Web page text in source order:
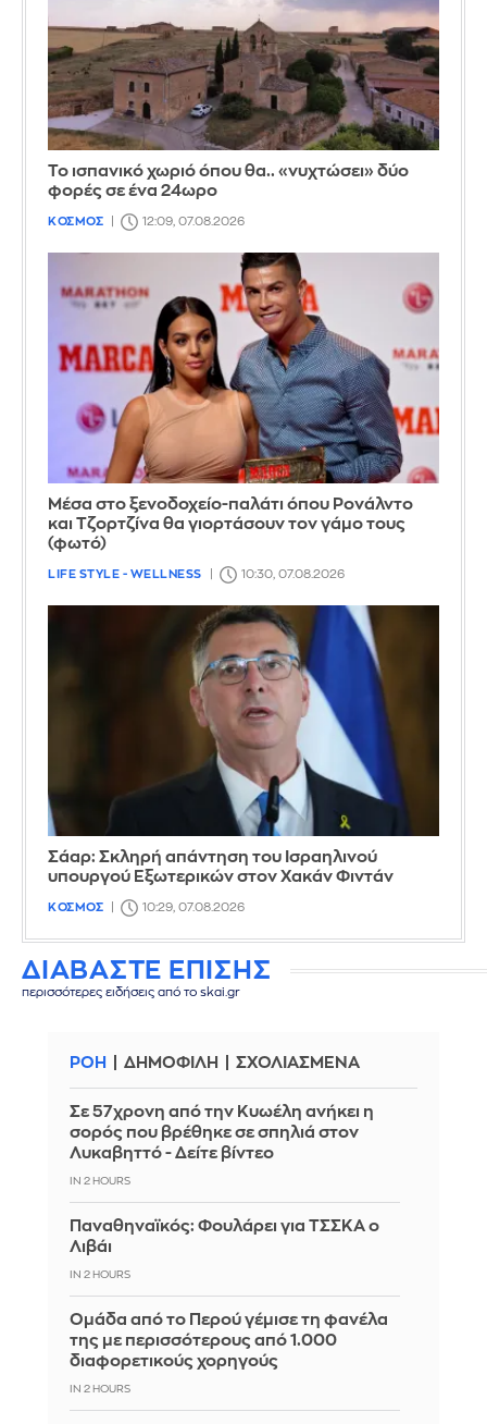
Το ισπανικό χωριό όπου θα.. «νυχτώσει» δύο
φορές σε ένα 24ωρο
ΚΟΣΜΟΣ 12:09, 07.08.2026
Μέσα στο ξενοδοχείο-παλάτι όπου Ρονάλντο
και Τζορτζίνα θα γιορτάσουν τον γάμο τους
(φωτό)
LIFE STYLE - WELLNESS 10:30, 07.08.2026
Σάαρ: Σκληρή απάντηση του Ισραηλινού
υπουργού Εξωτερικών στον Χακάν Φιντάν
ΚΟΣΜΟΣ 10:29, 07.08.2026
ΔΙΑΒΑΣΤΕ ΕΠΙΣΗΣ
περισσότερες ειδήσεις από το skai.gr
ΡΟΗ ΔΗΜΟΦΙΛΗ ΣΧΟΛΙΑΣΜΕΝΑ
Σε 57χρονη από την Κυωέλη ανήκει η
σορός που βρέθηκε σε σπηλιά στον
Λυκαβηττό - Δείτε βίντεο
IN 2 HOURS
Παναθηναϊκός: Φουλάρει για ΤΣΣΚΑ ο
Λιβάι
IN 2 HOURS
Ομάδα από το Περού γέμισε τη φανέλα
της με περισσότερους από 1.000
διαφορετικούς χορηγούς
IN 2 HOURS